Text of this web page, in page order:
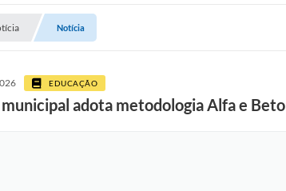
Notícia
EDUCAÇÃO
municipal adota metodologia Alfa e Beto